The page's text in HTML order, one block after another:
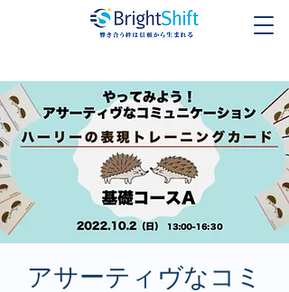
アサーティヴなコミ